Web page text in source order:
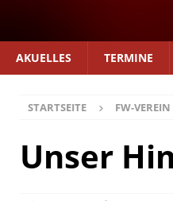
AKUELLES TERMINE
STARTSEITE FW-VEREIN
Unser